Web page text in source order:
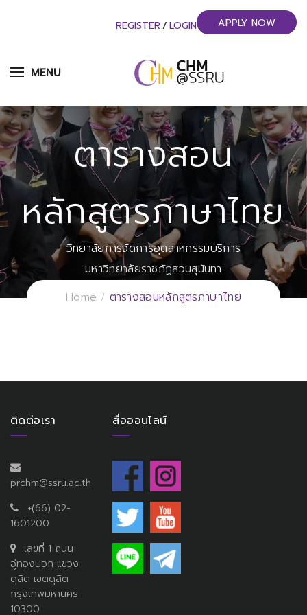
MENU
REGISTER / LOGIN APPLY NOW
ตารางสอน
หลักสูตรภาษาไทย
วิทยาลัยการจัดการอุตสาหกรรมบริการ
มหาวิทยาลัยราชภัฏสวนสุนันทา
Home
ตารางสอนหลักสูตรภาษาไทย
ติดต่อเรา
prchm@ssru.ac.th
+(66) 02-
1601200
เลขที่ 1 ถนน
อู่ทองนอก แขวง
ดุสิต เขตดุสิต
กรุงเทพมหานคร
10300
สื่อออนไลน์